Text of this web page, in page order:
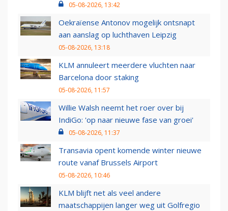
05-08-2026, 13:42
Oekraïense Antonov mogelijk ontsnapt
aan aanslag op luchthaven Leipzig
05-08-2026, 13:18
KLM annuleert meerdere vluchten naar
Barcelona door staking
05-08-2026, 11:57
Willie Walsh neemt het roer over bij
IndiGo: 'op naar nieuwe fase van groei'
05-08-2026, 11:37
Transavia opent komende winter nieuwe
route vanaf Brussels Airport
05-08-2026, 10:46
KLM blijft net als veel andere
maatschappijen langer weg uit Golfregio